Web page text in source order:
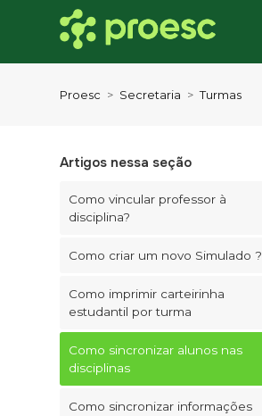
Proesc Secretaria Turmas
Artigos nessa seção
Como vincular professor à
disciplina?
Como criar um novo Simulado ?
Como imprimir carteirinha
estudantil por turma
Como sincronizar alunos nas
disciplinas
Como sincronizar informações